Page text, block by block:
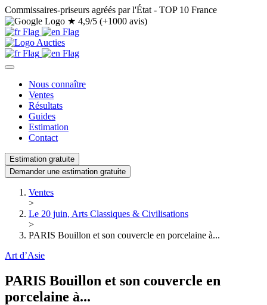
Commissaires-priseurs agréés par l'État - TOP 10 France
★ 4,9/5 (+1000 avis)
Nous connaître
Ventes
Résultats
Guides
Estimation
Contact
Estimation gratuite
Demander une estimation gratuite
Ventes
>
Le 20 juin, Arts Classiques & Civilisations
>
PARIS Bouillon et son couvercle en porcelaine à...
Art d’Asie
PARIS Bouillon et son couvercle en
porcelaine à...